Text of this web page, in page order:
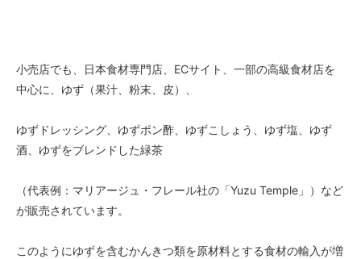
小売店でも、日本食材専門店、ECサイト、一部の高級食材店を
中心に、ゆず（果汁、粉末、皮）、
ゆずドレッシング、ゆずポン酢、ゆずこしょう、ゆず塩、ゆず
酒、ゆずをブレンドした緑茶
（代表例：マリアージュ・フレール社の「Yuzu Temple」）など
が販売されています。
このようにゆずを含むかんきつ類を原材料とする食材の輸入が増